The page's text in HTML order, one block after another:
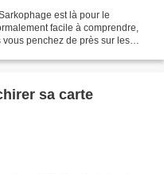
est là pour le
facile à comprendre,
penchez de près sur les
sa carte